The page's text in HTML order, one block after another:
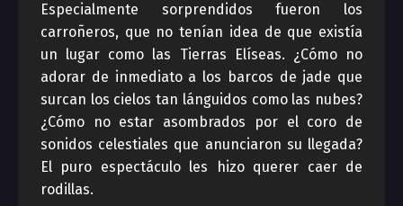
Especialmente sorprendidos fueron los
carroñeros, que no tenían idea de que existía
un lugar como las Tierras Elíseas. ¿Cómo no
adorar de inmediato a los barcos de jade que
surcan los cielos tan lánguidos como las nubes?
¿Cómo no estar asombrados por el coro de
sonidos celestiales que anunciaron su llegada?
El puro espectáculo les hizo querer caer de
rodillas.